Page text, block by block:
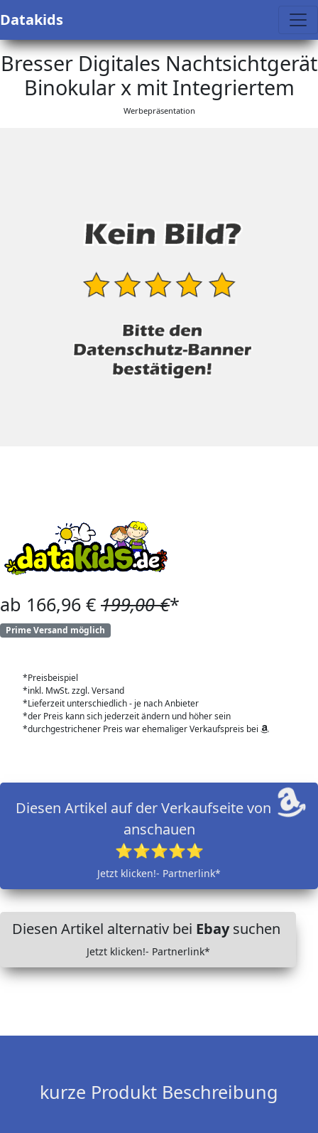
Datakids
Bresser Digitales Nachtsichtgerät
Binokular x mit Integriertem
Werbepräsentation
ab 166,96 € 199,00 €*
Prime Versand möglich
*Preisbeispiel
*inkl. MwSt. zzgl. Versand
*Lieferzeit unterschiedlich - je nach Anbieter
*der Preis kann sich jederzeit ändern und höher sein
*durchgestrichener Preis war ehemaliger Verkaufspreis bei
Diesen Artikel auf der Verkaufseite von
anschauen
⭐⭐⭐⭐⭐
Jetzt klicken!- Partnerlink*
Diesen Artikel alternativ bei Ebaysuchen
Jetzt klicken!- Partnerlink*
kurze Produkt Beschreibung